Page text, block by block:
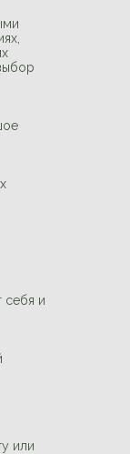
себя и
или